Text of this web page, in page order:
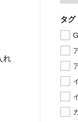
れ
タグ